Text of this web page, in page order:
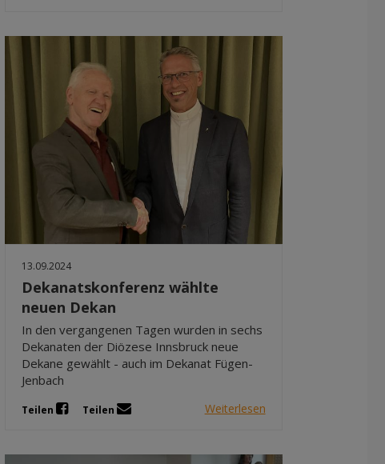
13.09.2024
Dekanatskonferenz wählte
neuen Dekan
In den vergangenen Tagen wurden in sechs
Dekanaten der Diözese Innsbruck neue
Dekane gewählt - auch im Dekanat Fügen-
Jenbach
Teilen Teilen Weiterlesen